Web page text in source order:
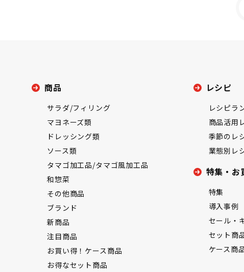
商品
サラダ/フィリング
マヨネーズ類
ドレッシング類
ソース類
タマゴ加工品/タマゴ風加工品
和惣菜
その他商品
ブランド
新商品
注目商品
お買い得！ケース商品
お得なセット商品
レシピ
レシピラ
商品活用
季節のレ
業態別レ
特集・お
特集
導入事例
セール・
セット商
ケース商